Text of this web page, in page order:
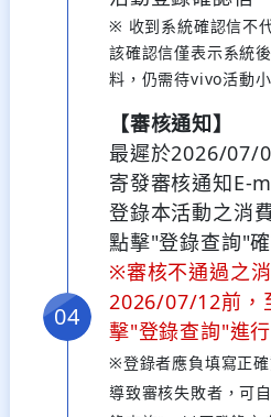
※ 收到系統確認信不
該確認信僅表示系統
料，仍需待vivo活動小
【審核通知】
最遲於2026/07/
寄發審核通知E-
登錄本活動之消
點擊"登錄查詢"
※審核不通過之
2026/07/12前，
擊"登錄查詢"進
※登錄者應負填寫正
導致審核失敗者，可